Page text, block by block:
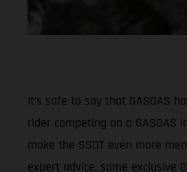
It’s safe to say that GASGAS
rider competing on a
make the SSDT even more
expert advice, some exclusive